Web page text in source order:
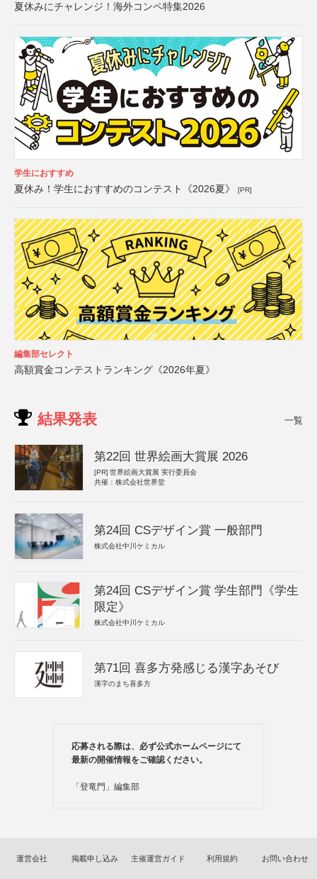
夏休みにチャレンジ！海外コンペ特集2026
学生におすすめ
夏休み！学生におすすめのコンテスト《2026夏》 [PR]
編集部セレクト
高額賞金コンテストランキング《2026年夏》
結果発表 一覧
第22回 世界絵画大賞展 2026
[PR] 世界絵画大賞展 実行委員会
共催：株式会社世界堂
第24回 CSデザイン賞 一般部門
株式会社中川ケミカル
第24回 CSデザイン賞 学生部門《学生
限定》
株式会社中川ケミカル
第71回 喜多方発感じる漢字あそび
漢字のまち喜多方
応募される際は、必ず公式ホームページにて
最新の開催情報をご確認ください。
「登竜門」編集部
運営会社 掲載申し込み 主催運営ガイド 利用規約 お問い合わせ